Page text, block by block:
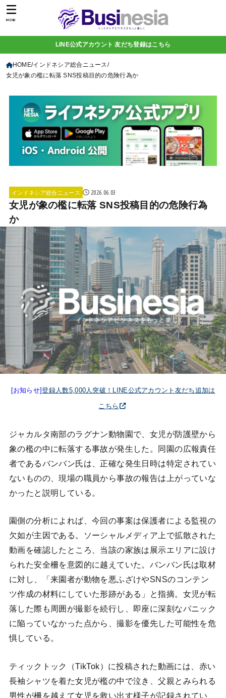
MENU
LINE公式アカウント 友だち登録はこちら
HOME インドネシア総合ニュース
女児が象の檻に転落 SNS投稿目的の危険行為か
インドネシア総合ニュース 2026.06.03
女児が象の檻に転落 SNS投稿目的の危険行為
か
[お知らせ]登録人数5,000人突破！LINE公式アカウント友だち追加は
こちら
ジャカルタ南部のラグナン動物園で、女児が防護壁から
象の檻の中に転落する事故が発生した。同園の広報責任
者であるバンバン氏は、正確な発生日時は特定されてい
ないものの、現場の職員から事故の報告は上がっていな
かったと説明している。
園側の分析によれば、今回の事案は保護者による監視の
欠如が主因である。ソーシャルメディア上で拡散された
動画を確認したところ、当該の家族は展示エリアに設け
られた安全柵を意図的に越えていた。バンバン氏は取材
に対し、「来園者が動物を悪ふざけやSNSのコンテン
ツ作成の材料にしていた形跡がある」と指摘。女児が転
落した際も周囲が撮影を続行し、即座に深刻なパニック
に陥っていなかった点から、撮影を優先した可能性を危
惧している。
ティックトック（TikTok）に投稿された動画には、赤い
長袖シャツを着た女児が檻の中で泣き、父親とみられる
男性が柵を越えて女児を救い出す様子が記録されてい